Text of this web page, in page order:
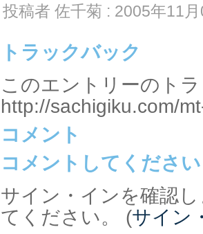
投稿者 佐千菊 : 2005年11
トラックバック
このエントリーのト
http://sachigiku.com/
コメント
コメントしてください
サイン・インを確認
てください。 (サイン